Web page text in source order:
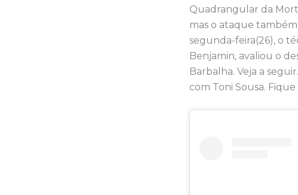
Quadrangular da
mas o ataque
segunda-feira(26), o
Benjamin, avaliou o
Barbalha. Veja a
com Toni Sousa.